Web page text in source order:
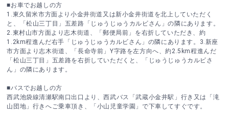
■お車でお越しの方
1.東久留米市方面より小金井街道又は新小金井街道を北上していただく
と、「松山三丁目」五差路「じゅうじゅうカルビさん」の隣にあります。
2.東村山市方面より志木街道、「郵便局前」を右折していただき、約
1.2km程進んだ右手「じゅうじゅうカルビさん」の隣にあります。3.新座
市方面より志木街道、「長命寺前」Y字路を左方向へ、約2.5km程進んだ
「松山三丁目」五差路を右折していただくと、「じゅうじゅうカルビさ
ん」の隣にあります。
■バスでお越しの方
西武池袋線清瀬駅南口出口より、西武バス「武蔵小金井駅」行き又は「滝
山団地」行きへご乗車頂き、「小山児童学園」で下車してすぐです。